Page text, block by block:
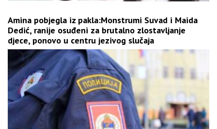
Amina pobjegla iz pakla:Monstrumi Suvad i Maida
Dedić, ranije osuđeni za brutalno zlostavljanje
djece, ponovo u centru jezivog slučaja